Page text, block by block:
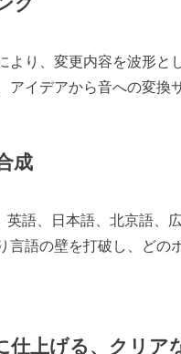
より、変更内容を波形と
アイデアから音への変換
成
英語、日本語、北京語、
言語の壁を打破し、どの
仕上げる、クリア